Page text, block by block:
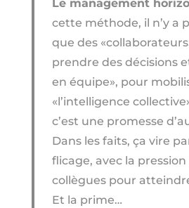
Le management
cette méthode, il n’y a
que des
prendre des décisions
en équipe», pour
«l’intelligence
c’est une promesse
Dans les faits, ça vire
flicage, avec la
collègues pour
Et la prime…